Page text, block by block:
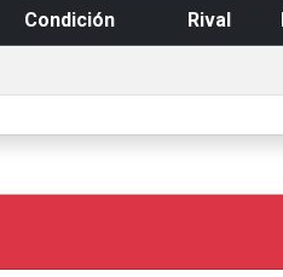
Condición Rival